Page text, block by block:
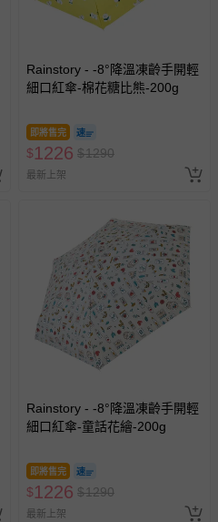
Rainstory - -8°降溫凍齡手開輕
細口紅傘-棉花糖比熊-200g
即將售完
$1226 $1290
最新上架
Rainstory - -8°降溫凍齡手開輕
細口紅傘-童話花繪-200g
即將售完
$1226 $1290
最新上架